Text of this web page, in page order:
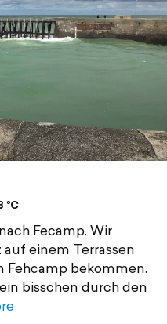
°C
Fecamp. Wir
einem Terrassen
Fehcamp bekommen.
bisschen durch den